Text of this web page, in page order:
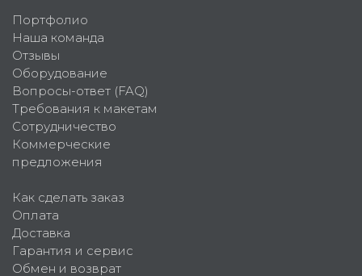
Портфолио
Наша команда
Отзывы
Оборудование
Вопросы-ответ (FAQ)
Требования к макетам
Сотрудничество
Коммерческие
предложения
Как сделать заказ
Оплата
Доставка
Гарантия и сервис
Обмен и возврат